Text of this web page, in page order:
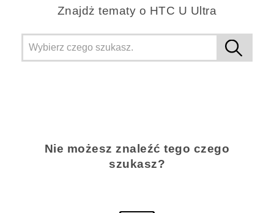
Znajdż tematy o HTC U Ultra
Nie możesz znaleźć tego czego
szukasz?